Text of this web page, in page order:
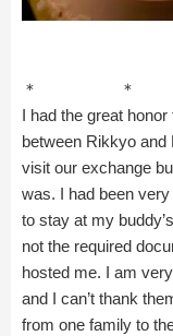
＊ ＊
I had the great
between Rikkyo and
visit our exchange
was. I had been
to stay at my
not the required
hosted me. I am
and I can’t thank
from one family to